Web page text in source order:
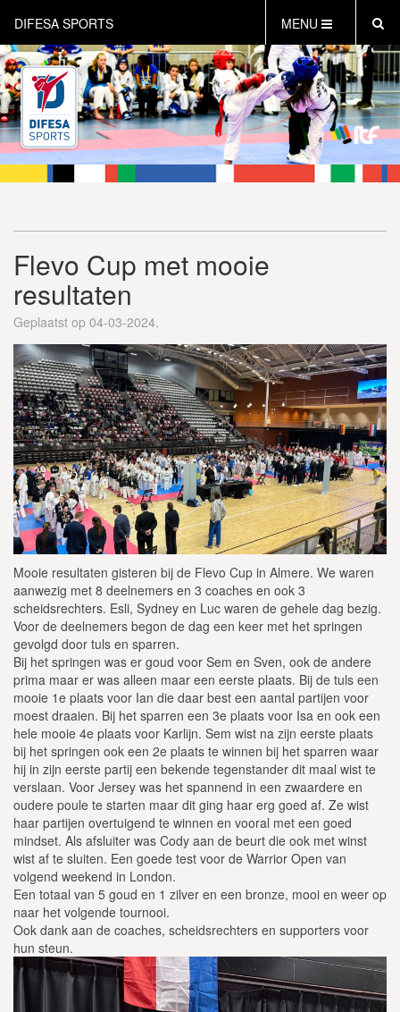
DIFESA SPORTS MENU
HOME
AKTUEEL
OVER DIFESA SPORTS
TAEKWON-DO
OPEN DUTCH
WEBSHOP
Flevo Cup met mooie
resultaten
Geplaatst op 04-03-2024.
Mooie resultaten gisteren bij de Flevo Cup in Almere. We waren
aanwezig met 8 deelnemers en 3 coaches en ook 3
scheidsrechters. Esli, Sydney en Luc waren de gehele dag bezig.
Voor de deelnemers begon de dag een keer met het springen
gevolgd door tuls en sparren.
Bij het springen was er goud voor Sem en Sven, ook de andere
prima maar er was alleen maar een eerste plaats. Bij de tuls een
mooie 1e plaats voor Ian die daar best een aantal partijen voor
moest draaien. Bij het sparren een 3e plaats voor Isa en ook een
hele mooie 4e plaats voor Karlijn. Sem wist na zijn eerste plaats
bij het springen ook een 2e plaats te winnen bij het sparren waar
hij in zijn eerste partij een bekende tegenstander dit maal wist te
verslaan. Voor Jersey was het spannend in een zwaardere en
oudere poule te starten maar dit ging haar erg goed af. Ze wist
haar partijen overtuigend te winnen en vooral met een goed
mindset. Als afsluiter was Cody aan de beurt die ook met winst
wist af te sluiten. Een goede test voor de Warrior Open van
volgend weekend in London.
Een totaal van 5 goud en 1 zilver en een bronze, mooi en weer op
naar het volgende tournooi.
Ook dank aan de coaches, scheidsrechters en supporters voor
hun steun.